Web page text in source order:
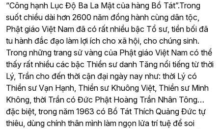
“Công hạnh Lục Độ Ba La Mật của hàng Bồ Tát”.Trong
suốt chiều dài hơn 2600 năm đồng hành cùng dân tộc,
Phật giáo Việt Nam đã có rất nhiều bậc Tổ sư, tiền bối đã
tu hành đắc đạo làm lợi ích cho xã hội, cho chúng sinh.
Trong những trang sử vàng của Phật giáo Việt Nam có thể
thấy rất nhiều các bậc Thiền sư danh Tăng nổi tiếng từ thời
Lý, Trần cho đến thời cận đại ngày nay như: thời Lý có
Thiền sư Vạn Hạnh, Thiền sư Khuông Việt, Thiền sư Minh
Không, thời Trần có Đức Phật Hoàng Trần Nhân Tông…
đặc biệt, trong năm 1963 có Bồ Tát Thích Quảng Đức tự
thiêu, dùng chính thân mình làm ngọn lửa trí tuệ để soi